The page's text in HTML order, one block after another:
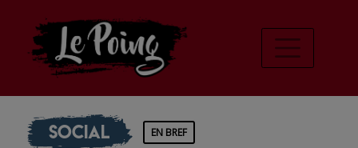
Social EN BREF